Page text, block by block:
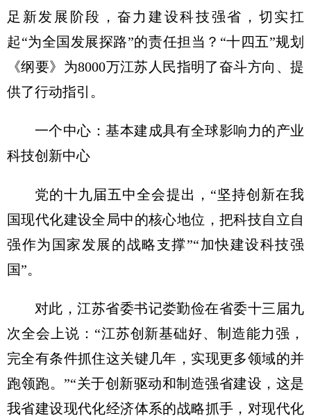
足新发展阶段，奋力建设科技强省，切实扛
起“为全国发展探路”的责任担当？“十四五”规划
《纲要》为8000万江苏人民指明了奋斗方向、提
供了行动指引。
一个中心：基本建成具有全球影响力的产业
科技创新中心
党的十九届五中全会提出，“坚持创新在我
国现代化建设全局中的核心地位，把科技自立自
强作为国家发展的战略支撑”“加快建设科技强
国”。
对此，江苏省委书记娄勤俭在省委十三届九
次全会上说：“江苏创新基础好、制造能力强，
完全有条件抓住这关键几年，实现更多领域的并
跑领跑。”“关于创新驱动和制造强省建设，这是
我省建设现代化经济体系的战略抓手，对现代化